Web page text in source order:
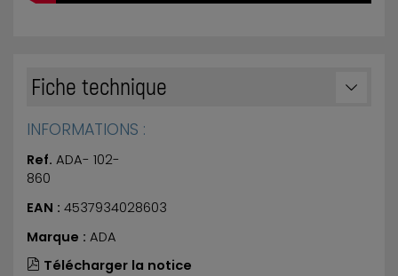
Fiche technique
INFORMATIONS :
Ref. ADA- 102-
860
EAN : 4537934028603
Marque : ADA
Télécharger la notice